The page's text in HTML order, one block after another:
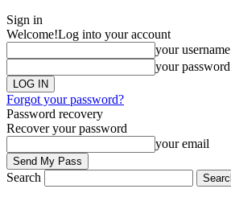
Sign in
Welcome!Log into your account
your username
your password
Forgot your password?
Password recovery
Recover your password
your email
Search